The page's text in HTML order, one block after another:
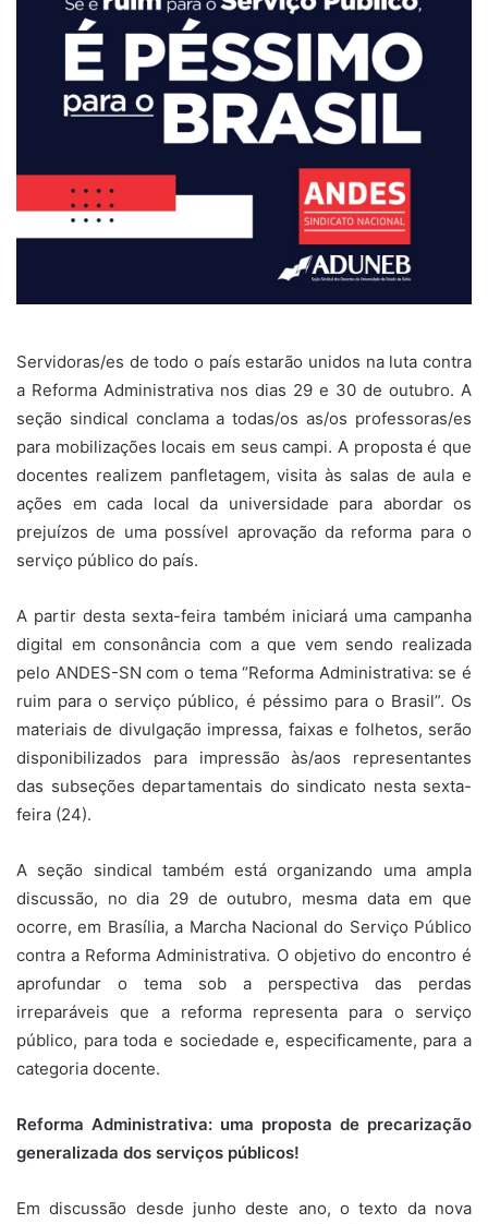
Servidoras/es de todo o país estarão unidos na luta contra
a Reforma Administrativa nos dias 29 e 30 de outubro. A
seção sindical conclama a todas/os as/os professoras/es
para mobilizações locais em seus campi. A proposta é que
docentes realizem panfletagem, visita às salas de aula e
ações em cada local da universidade para abordar os
prejuízos de uma possível aprovação da reforma para o
serviço público do país.
A partir desta sexta-feira também iniciará uma campanha
digital em consonância com a que vem sendo realizada
pelo ANDES-SN com o tema “Reforma Administrativa: se é
ruim para o serviço público, é péssimo para o Brasil”. Os
materiais de divulgação impressa, faixas e folhetos, serão
disponibilizados para impressão às/aos representantes
das subseções departamentais do sindicato nesta sexta-
feira (24).
A seção sindical também está organizando uma ampla
discussão, no dia 29 de outubro, mesma data em que
ocorre, em Brasília, a Marcha Nacional do Serviço Público
contra a Reforma Administrativa. O objetivo do encontro é
aprofundar o tema sob a perspectiva das perdas
irreparáveis que a reforma representa para o serviço
público, para toda e sociedade e, especificamente, para a
categoria docente.
Reforma Administrativa: uma proposta de precarização
generalizada dos serviços públicos!
Em discussão desde junho deste ano, o texto da nova